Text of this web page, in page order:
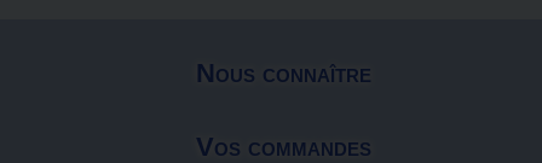
Nous connaître
Vos commandes